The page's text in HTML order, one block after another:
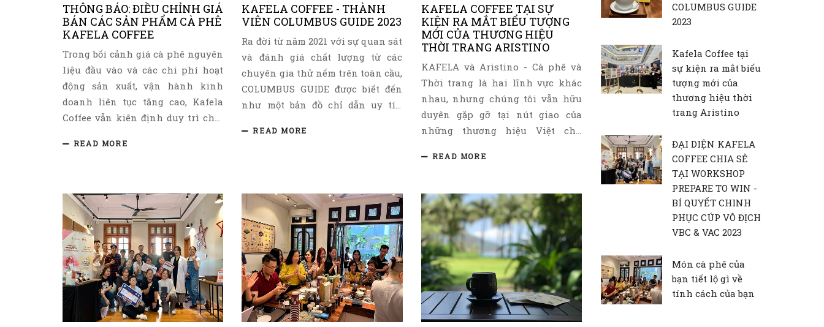
COLUMBUS GUIDE
2023
Kafela Coffee tại
sự kiện ra mắt biểu
tượng mới của
thương hiệu thời
trang Aristino
ĐẠI DIỆN KAFELA
COFFEE CHIA SẺ
TẠI WORKSHOP
PREPARE TO WIN -
BÍ QUYẾT CHINH
PHỤC CÚP VÔ ĐỊCH
VBC & VAC 2023
Món cà phê của
bạn tiết lộ gì về
tính cách của bạn
THÔNG BÁO: ĐIỀU CHỈNH GIÁ
BÁN CÁC SẢN PHẨM CÀ PHÊ
KAFELA COFFEE
Trong bối cảnh giá cà phê nguyên
liệu đầu vào và các chi phí hoạt
động sản xuất, vận hành kinh
doanh liên tục tăng cao, Kafela
Coffee vẫn kiên định duy trì chất
thêm vào nguồn nguyên vật liệu
READ MORE
KAFELA COFFEE - THÀNH
VIÊN COLUMBUS GUIDE 2023
Ra đời từ năm 2021 với sự quan sát
và đánh giá chất lượng từ các
chuyên gia thử nếm trên toàn cầu,
COLUMBUS GUIDE được biết đến
như một bản đồ chỉ dẫn uy tín
thưởng thức cà phê ngon nhất tại
READ MORE
KAFELA COFFEE TẠI SỰ
KIỆN RA MẮT BIỂU TƯỢNG
MỚI CỦA THƯƠNG HIỆU
THỜI TRANG ARISTINO
KAFELA và Aristino - Cà phê và
Thời trang là hai lĩnh vực khác
nhau, nhưng chúng tôi vẫn hữu
duyên gặp gỡ tại nút giao của
những thương hiệu Việt chú
những giá trị bền vững.
READ MORE